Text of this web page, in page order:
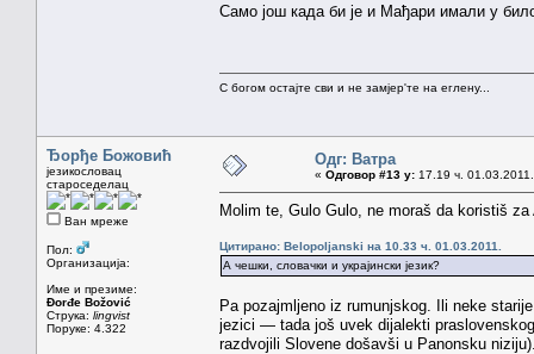
Само још када би је и Мађари имали у
С богом остајте сви и не замјер'те на еглену...
Ђорђе Божовић
језикословац
староседелац
Ван мреже
Пол:
Организација:
Име и презиме:
Đorđe Božović
Струка: lingvist
Поруке: 4.322
Одг: Ватра
« Одговор #13 у: 17.19 ч.
Molim te, Gulo Gulo, ne moraš da koristiš
Цитирано: Belopoljanski на 10.33 ч. 01.03.2011.
А чешки, словачки и украјински језик?
Pa pozajmljeno iz rumunjskog. Ili neke
jezici — tada još uvek dijalekti
razdvojili Slovene došavši u Panonsku